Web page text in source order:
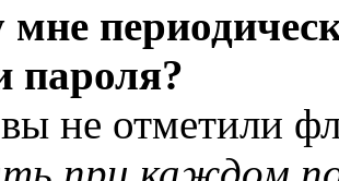
пароля?
не отметили